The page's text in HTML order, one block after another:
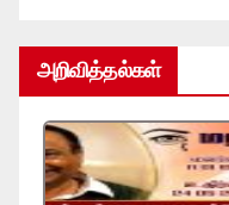
அறிவித்தல்கள்